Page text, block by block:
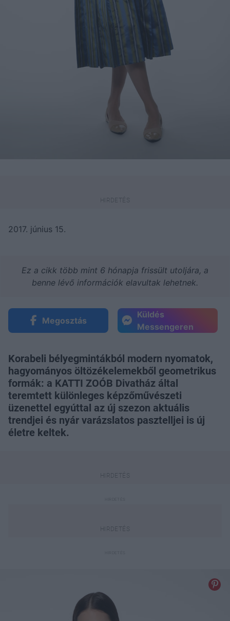
2017. június 15.
Ez a cikk több mint 6 hónapja frissült utoljára, a
benne lévő információk elavultak lehetnek.
Megosztás
Küldés
Messengeren
Korabeli bélyegmintákból modern nyomatok,
hagyományos öltözékelemekből geometrikus
formák: a KATTI ZOÓB Divatház által
teremtett különleges képzőművészeti
üzenettel egyúttal az új szezon aktuális
trendjei és nyár varázslatos pasztelljei is új
életre keltek.